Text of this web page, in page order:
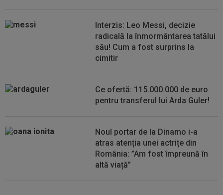
11:04
Ionel Ganea, primele declarații
după revenirea în fotbal! Ce mesaj a avut...
Toți jucătorii Barcelonei îl vor pe Rodri, însă
Interzis: Leo Messi, decizie
radicală la înmormântarea tatălui
său! Cum a fost surprins la
cimitir
Ce ofertă: 115.000.000 de euro
pentru transferul lui Arda Guler!
Noul portar de la Dinamo i-a
atras atenția unei actrițe din
România: ”Am fost împreună în
altă viață”